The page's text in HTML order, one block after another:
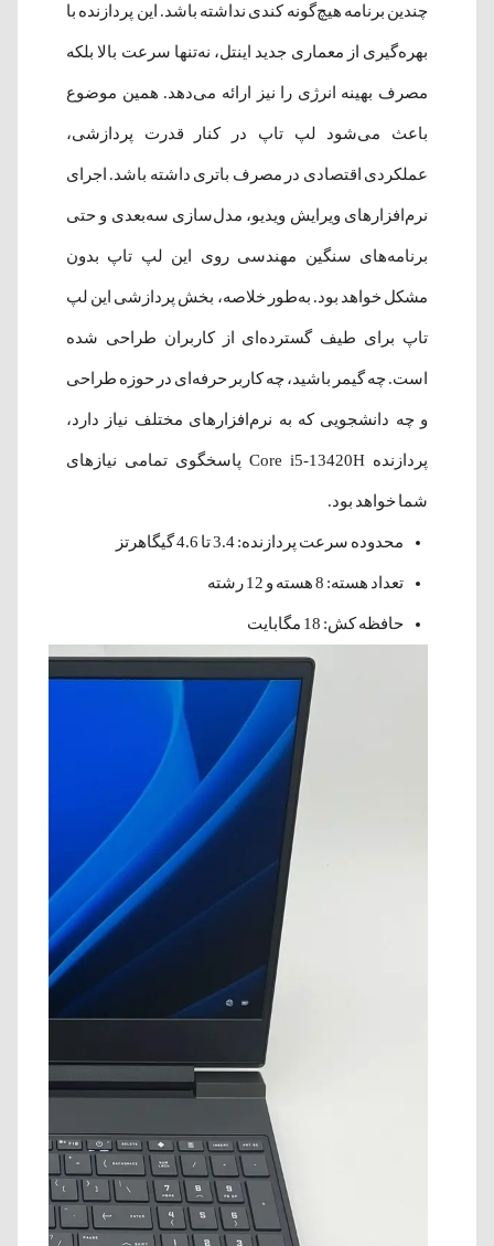
چندین برنامه هیچ‌گونه کندی نداشته باشد. این پردازنده با
بهره‌گیری از معماری جدید اینتل، نه‌تنها سرعت بالا بلکه
مصرف بهینه انرژی را نیز ارائه می‌دهد. همین موضوع
باعث می‌شود لپ تاپ در کنار قدرت پردازشی،
عملکردی اقتصادی در مصرف باتری داشته باشد. اجرای
نرم‌افزارهای ویرایش ویدیو، مدل‌سازی سه‌بعدی و حتی
برنامه‌های سنگین مهندسی روی این لپ تاپ بدون
مشکل خواهد بود. به‌طور خلاصه، بخش پردازشی این لپ
تاپ برای طیف گسترده‌ای از کاربران طراحی شده
است. چه گیمر باشید، چه کاربر حرفه‌ای در حوزه طراحی
و چه دانشجویی که به نرم‌افزارهای مختلف نیاز دارد،
پردازنده Core i5-13420H پاسخگوی تمامی نیازهای
شما خواهد بود.
محدوده سرعت پردازنده: 3.4 تا 4.6 گیگاهرتز
تعداد هسته: 8 هسته و 12 رشته
حافظه کش: 18 مگابایت